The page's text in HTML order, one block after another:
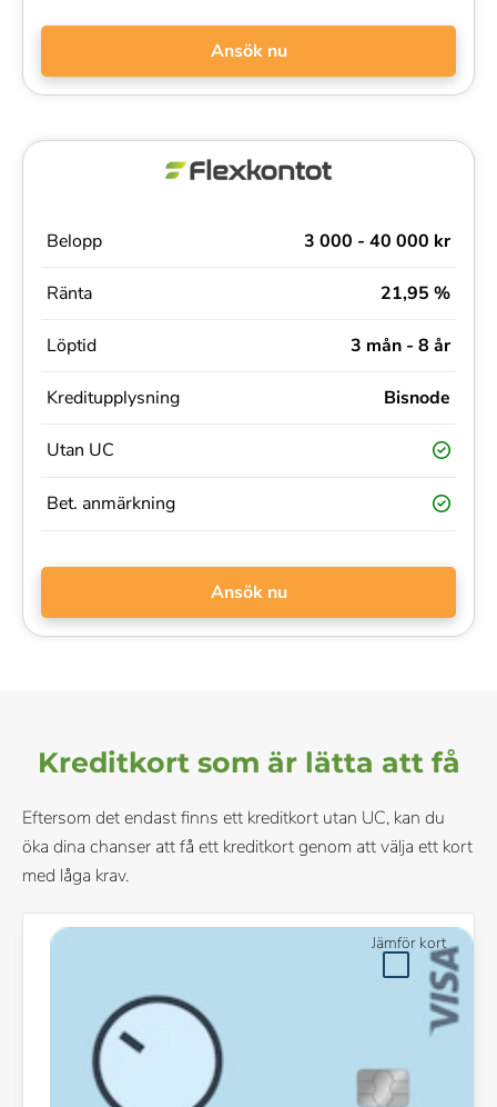
Ansök nu
Belopp 3 000 - 40 000 kr
Ränta 21,95 %
Löptid 3 mån - 8 år
Kreditupplysning Bisnode
Utan UC
Bet. anmärkning
Ansök nu
Kreditkort som är lätta att få
Eftersom det endast finns ett kreditkort utan UC, kan du
öka dina chanser att få ett kreditkort genom att välja ett kort
med låga krav.
Jämför kort